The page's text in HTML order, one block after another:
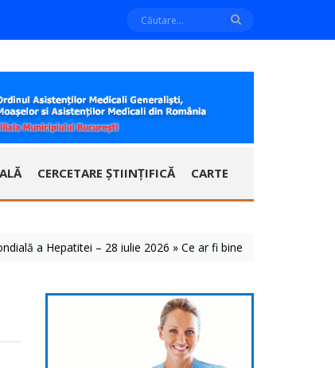
CERCETARE ȘTIINȚIFICĂ CARTE
– 28 iulie 2026 » Ce ar fi bine să știm despre aceste